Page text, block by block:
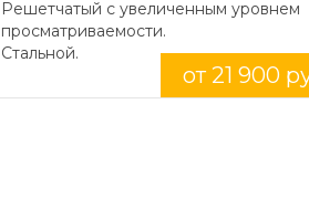
Решетчатый с увеличенным уровнем
просматриваемости.
Стальной.
от 21 900